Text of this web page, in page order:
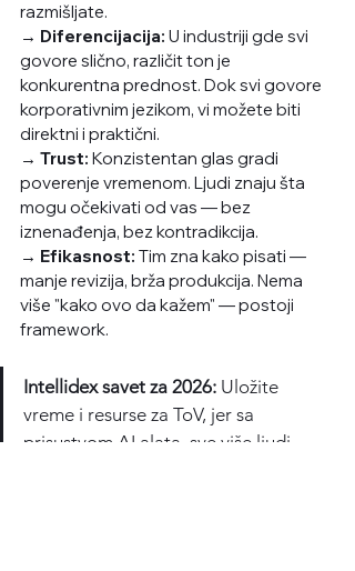
razmišljate.
→ Diferencijacija: U industriji gde svi
govore slično, različit ton je
konkurentna prednost. Dok svi govore
korporativnim jezikom, vi možete biti
direktni i praktični.
→ Trust: Konzistentan glas gradi
poverenje vremenom. Ljudi znaju šta
mogu očekivati od vas — bez
iznenađenja, bez kontradikcija.
→ Efikasnost: Tim zna kako pisati —
manje revizija, brža produkcija. Nema
više "kako ovo da kažem" — postoji
framework.
Intellidex savet za 2026: Uložite
vreme i resurse za ToV, jer sa
prisustvom AI alata, sve više ljudi